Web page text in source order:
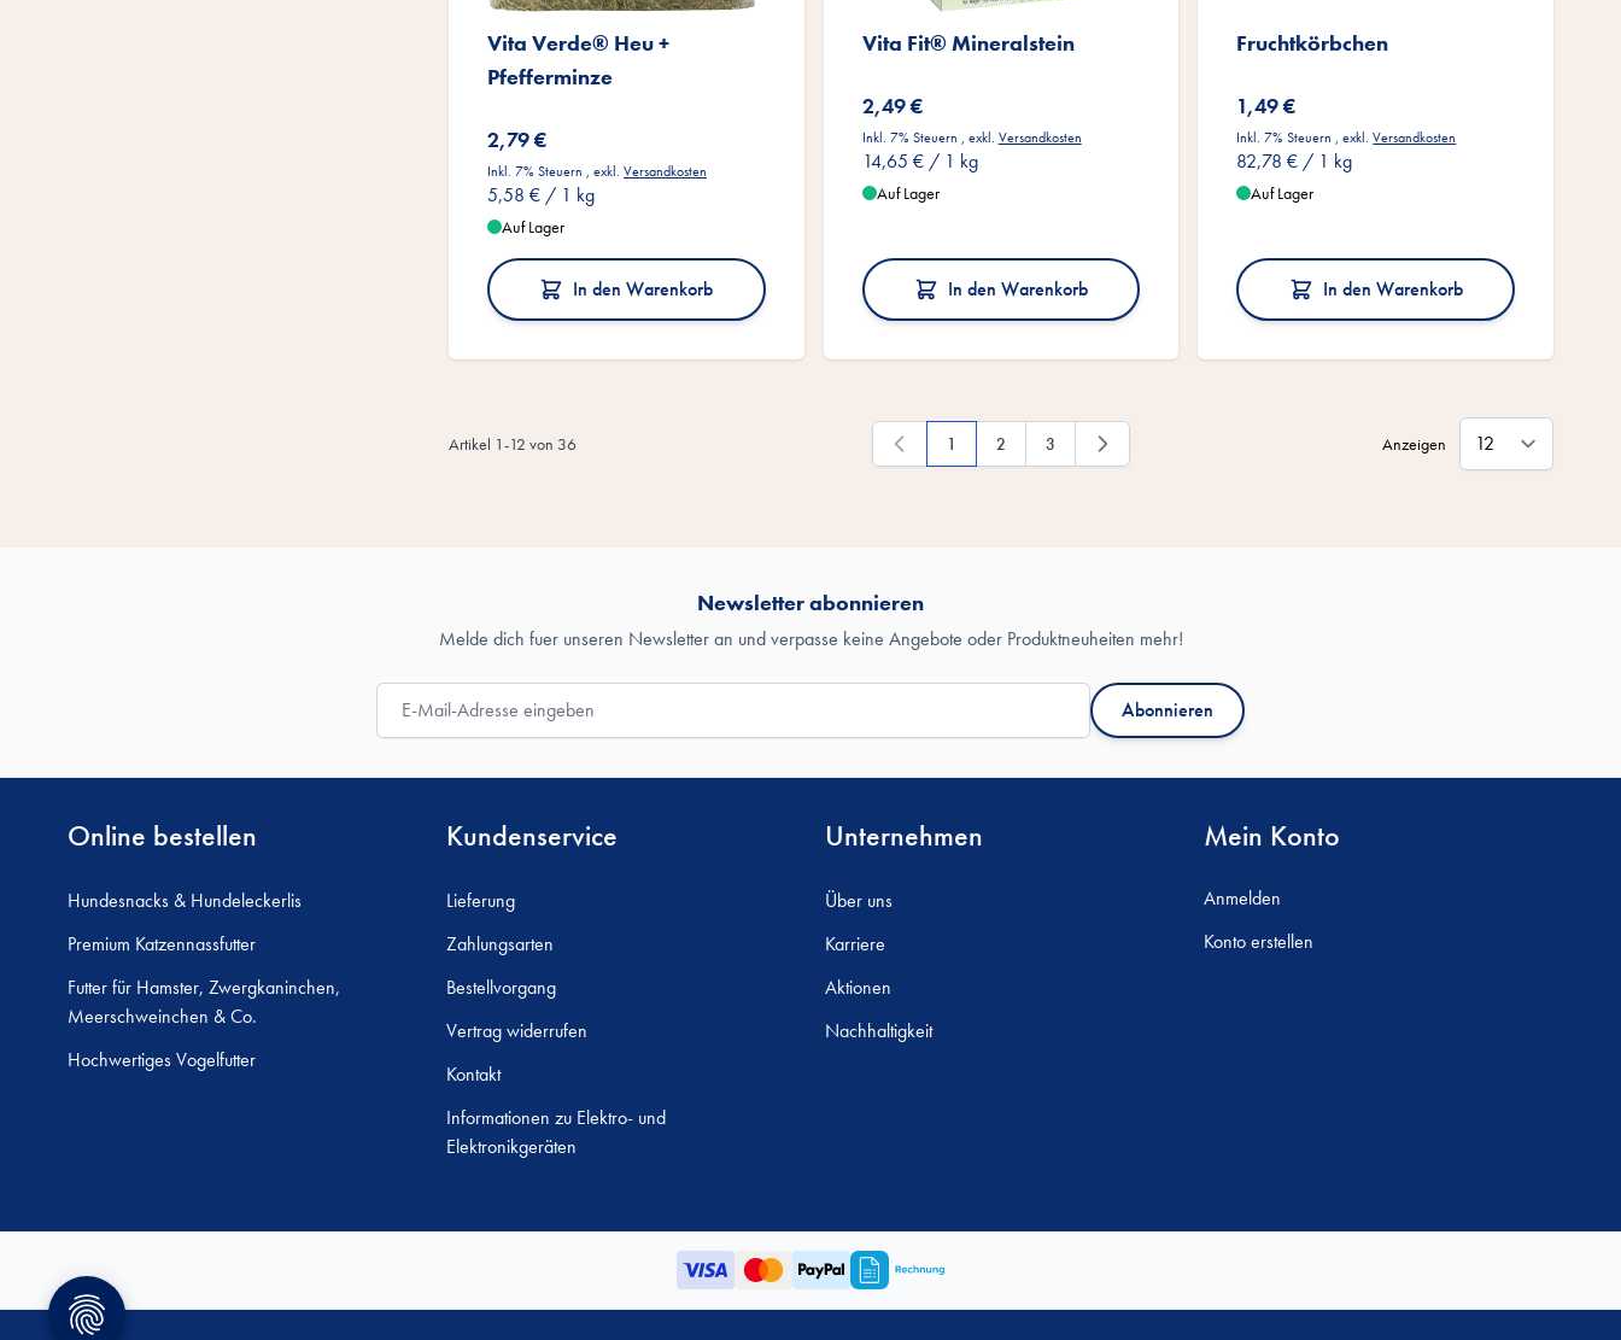
Vita Verde® Heu +
Pfefferminze
2,79 €
Inkl. 7% Steuern , exkl. Versandkosten
5,58 € / 1 kg
Auf Lager
In den Warenkorb
Vita Fit® Mineralstein
2,49 €
Inkl. 7% Steuern , exkl. Versandkosten
14,65 €/ 1 kg
Auf Lager
In den Warenkorb
Fruchtkörbchen
1,49 €
Inkl. 7% Steuern ,exkl.Versandkosten
82,78 € / 1 kg
Auf Lager
In den Warenkorb
Artikel 1-12 von 36 Du liest gerade die Seite
1 Seite
2 Seite
3 Anzeigen
Newsletter abonnieren
Melde dich fuer unseren Newsletter an und verpasse keine Angebote oder Produktneuheiten mehr!
E-Mail-Adresse
Abonnieren
Online bestellen
Hundesnacks & Hundeleckerlis
Premium Katzennassfutter
Futter für Hamster, Zwergkaninchen,
Meerschweinchen & Co.
Hochwertiges Vogelfutter
Kundenservice
Lieferung
Zahlungsarten
Bestellvorgang
Vertrag widerrufen
Kontakt
Informationen zu Elektro- und
Elektronikgeräten
Unternehmen
Über uns
Karriere
Aktionen
Nachhaltigkeit
Mein Konto
Anmelden
Konto erstellen